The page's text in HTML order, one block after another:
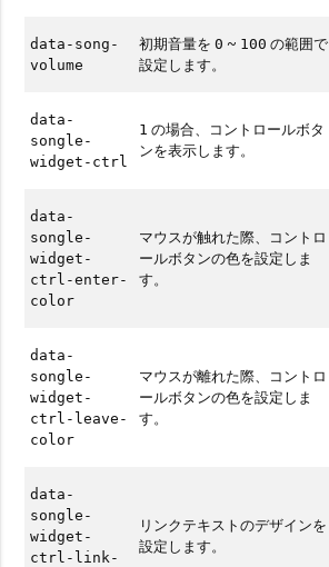
data-song-
volume
初期音量を0 ~ 100 の範囲で
設定します。
data-
songle-
widget-ctrl
1 の場合、コントロールボタ
ンを表示します。
data-
songle-
widget-
ctrl-enter-
color
マウスが触れた際、コントロ
ールボタンの色を設定しま
す。
data-
songle-
widget-
ctrl-leave-
color
マウスが離れた際、コントロ
ールボタンの色を設定しま
す。
data-
songle-
widget-
ctrl-link-
リンクテキストのデザインを
設定します。